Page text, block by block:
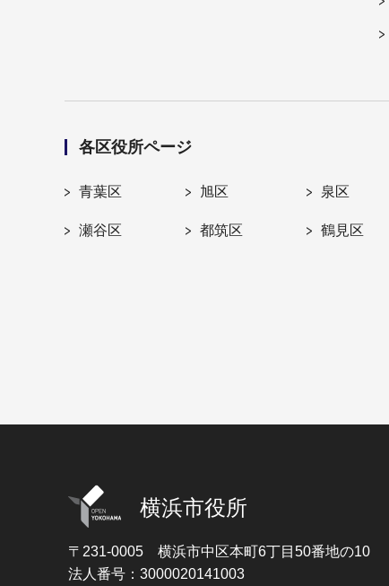
各区役所ページ
青葉区 旭区 泉区
瀬谷区 都筑区 鶴見区
横浜市役所
〒231-0005 横浜市中区本町6丁目50番地の10
法人番号：3000020141003